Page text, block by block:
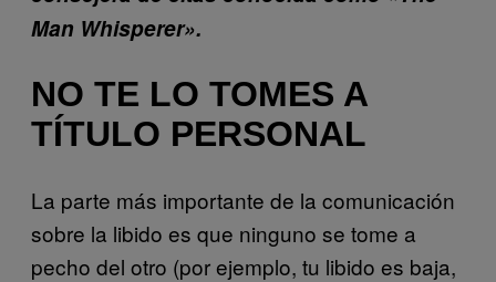
Man Whisperer».
NO TE LO TOMES A
TÍTULO PERSONAL
La parte más importante de la comunicación
sobre la libido es que ninguno se tome a
pecho del otro (por ejemplo, tu libido es baja,